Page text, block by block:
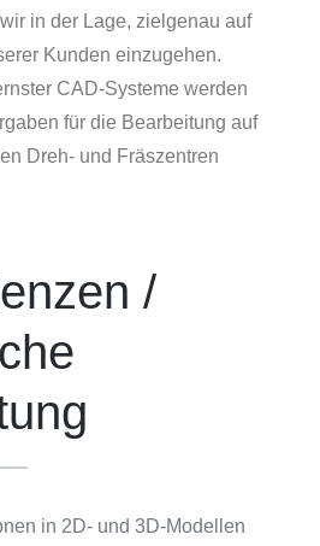
in der Lage, zielgenau auf
Kunden einzugehen.
CAD-Systeme werden
für die Bearbeitung auf
Dreh- und Fräszentren
/
in 2D- und 3D-Modellen